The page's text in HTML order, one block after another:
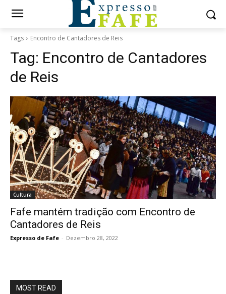
Tags Encontro de Cantadores de Reis
Tag: Encontro de Cantadores
de Reis
Cultura
Fafe mantém tradição com Encontro de
Cantadores de Reis
Expresso de Fafe - Dezembro 28, 2022
MOST READ